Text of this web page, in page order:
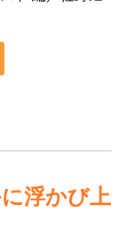
浮かび上